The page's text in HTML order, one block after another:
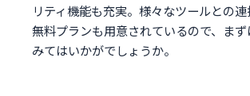
リティ機能も充実。様々なツールとの連
無料プランも用意されているので、ま
みてはいかがでしょうか。